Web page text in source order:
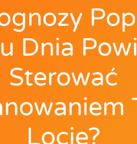
Dnia
Sterować
Locie?